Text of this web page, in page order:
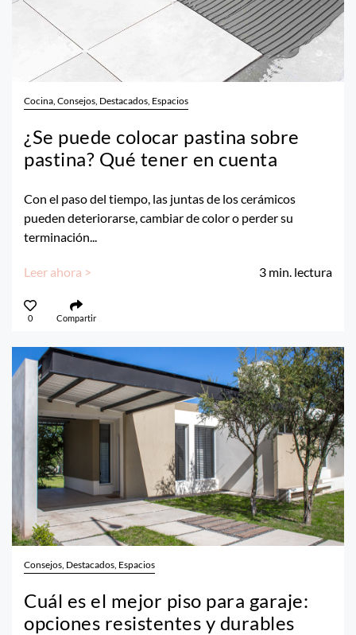
Cocina, Consejos, Destacados, Espacios
¿Se puede colocar pastina sobre
pastina? Qué tener en cuenta
Con el paso del tiempo, las juntas de los cerámicos
pueden deteriorarse, cambiar de color o perder su
terminación...
Leer ahora > 3 min. lectura
0 Compartir
Consejos, Destacados, Espacios
Cuál es el mejor piso para garaje:
opciones resistentes y durables